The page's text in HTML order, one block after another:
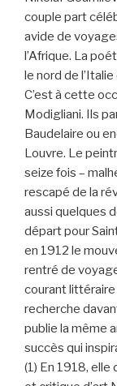
couple part
avide de
l’Afrique. La
le nord de
C’est à cette
Modigliani. Ils
Baudelaire ou
Louvre. Le
seize fois –
rescapé de la
aussi quelques
départ pour
en 1912 le
rentré de
courant
recherche
publie la même
succès qui
(1) En 1918, elle